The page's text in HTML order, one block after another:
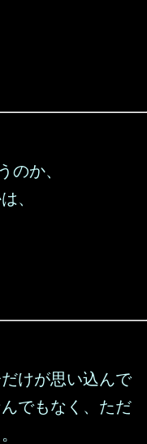
のか、
、
けが思い込んで
でもなく、ただ